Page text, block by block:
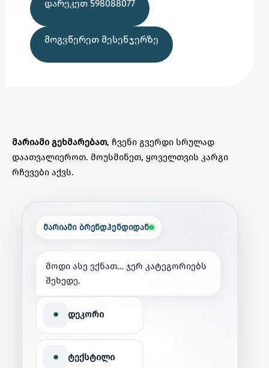
ᲓᲐᲠᲔᲙᲔᲗ 598088077
ᲛᲝᲒᲕᲬᲔᲠᲔᲗ ᲛᲔᲡᲔᲜᲯᲔᲠᲖᲔ
მარიამი გეხმარებათ, ჩვენი გვერდი სრულად
დაათვალიეროთ. მოუსმინეთ, ყოველთვის კარგი
რჩევები აქვს.
მარიამი ბრენდჰენდიდან
მოდი ასე ვქნათ… ჯერ კატეგორიებს
შეხედე.
• დეკორი
• ტექსტილი